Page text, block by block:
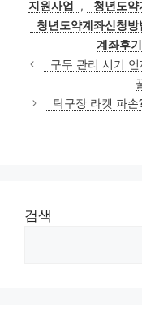
지원사업
, 청년도약
청년도약계좌신청방
계좌후
구두 관리 시기
탁구장 라켓 파
검색